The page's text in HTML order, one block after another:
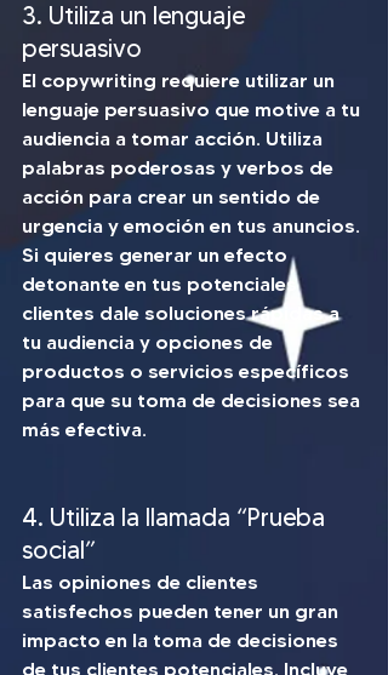
3. Utiliza un lenguaje
persuasivo
El copywriting requiere utilizar un
lenguaje persuasivo que motive a tu
audiencia a tomar acción. Utiliza
palabras poderosas y verbos de
acción para crear un sentido de
urgencia y emoción en tus anuncios.
Si quieres generar un efecto
detonante en tus potenciales
clientes dale soluciones rápidas a
tu audiencia y opciones de
productos o servicios específicos
para que su toma de decisiones sea
más efectiva.
4. Utiliza la llamada “Prueba
social”
Las opiniones de clientes
satisfechos pueden tener un gran
impacto en la toma de decisiones
de tus clientes potenciales. Incluye